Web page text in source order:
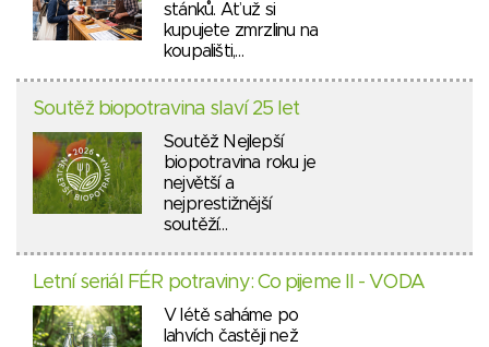
stánků. Ať už si
kupujete zmrzlinu na
koupališti,…
Soutěž biopotravina slaví 25 let
Soutěž Nejlepší
biopotravina roku je
největší a
nejprestižnější
soutěží…
Letní seriál FÉR potraviny: Co pijeme II - VODA
V létě saháme po
lahvích častěji než